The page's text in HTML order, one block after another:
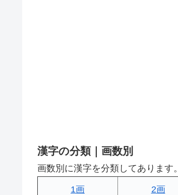
漢字の分類｜画数別
画数別に漢字を分類してあります。
1画 2画